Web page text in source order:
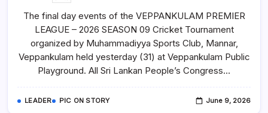
PREMIER
!
The final day events of the VEPPANKULAM PREMIER
LEAGUE – 2026 SEASON 09 Cricket Tournament
organized by Muhammadiyya Sports Club, Mannar,
Veppankulam held yesterday (31) at Veppankulam Public
Playground. All Sri Lankan People’s Congress…
LEADER PIC ON STORY June 9, 2026